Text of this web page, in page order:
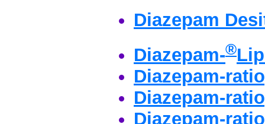
Diazepam
Diazepam-®
Diazepam-
Diazepam-
Diazepam-